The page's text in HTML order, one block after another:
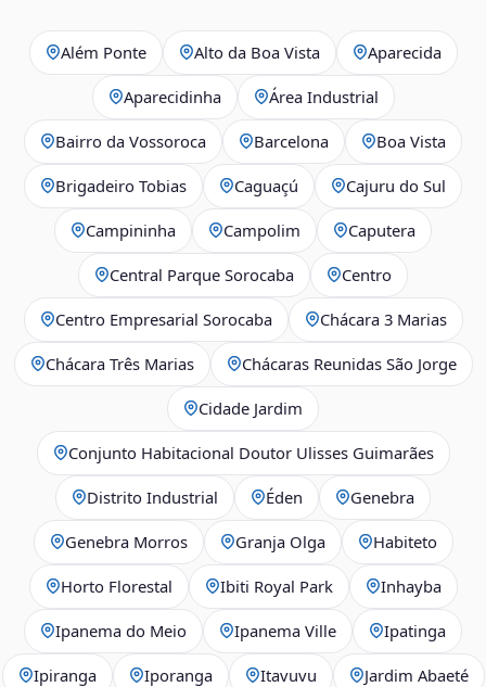
Além Ponte Alto da Boa Vista Aparecida
Aparecidinha Área Industrial
Bairro da Vossoroca Barcelona Boa Vista
Brigadeiro Tobias Caguaçú Cajuru do Sul
Campininha Campolim Caputera
Central Parque Sorocaba Centro
Centro Empresarial Sorocaba Chácara 3 Marias
Chácara Três Marias Chácaras Reunidas São Jorge
Cidade Jardim
Conjunto Habitacional Doutor Ulisses Guimarães
Distrito Industrial Éden Genebra
Genebra Morros Granja Olga Habiteto
Horto Florestal Ibiti Royal Park Inhayba
Ipanema do Meio Ipanema Ville Ipatinga
Ipiranga Iporanga Itavuvu Jardim Abaeté